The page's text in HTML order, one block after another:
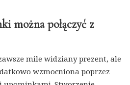
można połączyć z
mile widziany prezent, ale
wzmocniona poprzez